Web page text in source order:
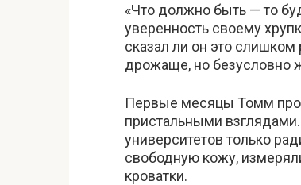
«Что должно быть — то
уверенность своему
сказал ли он это
дрожаще, но безусловно
Первые месяцы Томм
пристальными
университетов только
свободную кожу,
кроватки.